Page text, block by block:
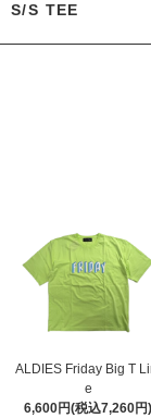
S/S TEE
ALDIES Friday Big T
e
6,600円(税込7,260円)